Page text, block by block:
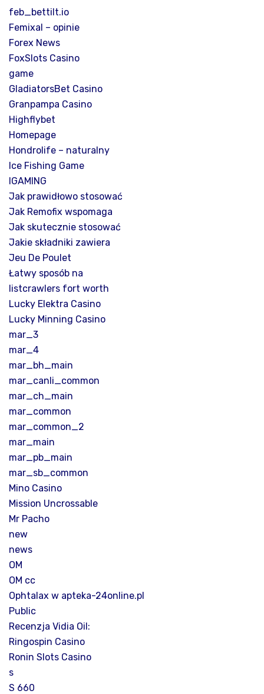
feb_bettilt.io
Femixal – opinie
Forex News
FoxSlots Casino
game
GladiatorsBet Casino
Granpampa Casino
Highflybet
Homepage
Hondrolife – naturalny
Ice Fishing Game
IGAMING
Jak prawidłowo stosować
Jak Remofix wspomaga
Jak skutecznie stosować
Jakie składniki zawiera
Jeu De Poulet
Łatwy sposób na
listcrawlers fort worth
Lucky Elektra Casino
Lucky Minning Casino
mar_3
mar_4
mar_bh_main
mar_canli_common
mar_ch_main
mar_common
mar_common_2
mar_main
mar_pb_main
mar_sb_common
Mino Casino
Mission Uncrossable
Mr Pacho
new
news
OM
OM cc
Ophtalax w apteka-24online.pl
Public
Recenzja Vidia Oil:
Ringospin Casino
Ronin Slots Casino
s
S 660